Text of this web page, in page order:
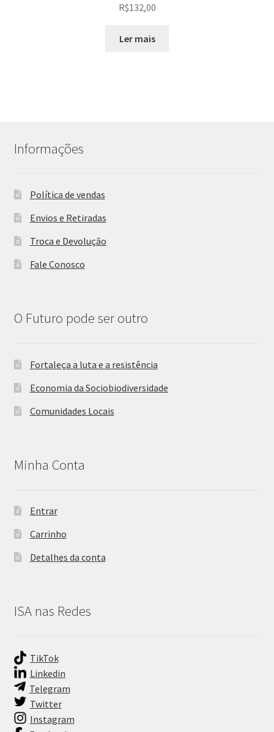
R$132,00
Ler mais
Informações
Política de vendas
Envios e Retiradas
Troca e Devolução
Fale Conosco
O Futuro pode ser outro
Fortaleça a luta e a resistência
Economia da Sociobiodiversidade
Comunidades Locais
Minha Conta
Entrar
Carrinho
Detalhes da conta
ISA nas Redes
TikTok
Linkedin
Telegram
Twitter
Instagram